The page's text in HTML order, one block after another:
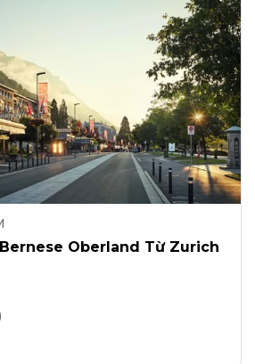
Oberland Từ Zurich